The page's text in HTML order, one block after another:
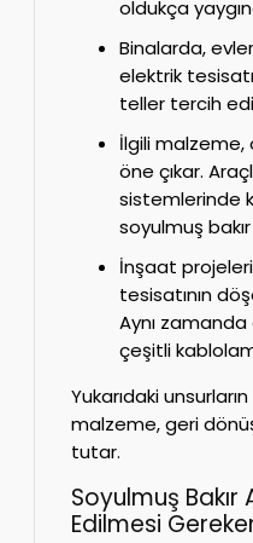
oldukça
Binalarda,
elektrik
teller tercih
İlgili
öne çıkar.
sistemlerinde
soyulmuş
İnşaat
tesisatının
Aynı
çeşitli
Yukarıdaki
malzeme, geri
tutar.
Soyulmuş Bakır
Edilmesi